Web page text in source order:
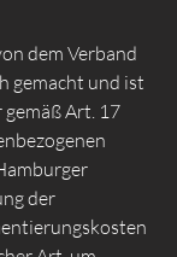
dem Verband
gemacht und ist
Art. 17
der